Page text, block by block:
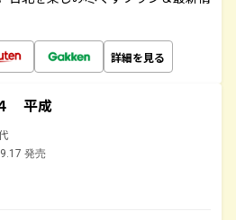
詳細を見る
平成
発売